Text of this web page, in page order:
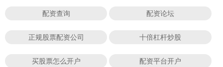
配资查询 配资论坛
正规股票配资公司 十倍杠杆炒股
买股票怎么开户 配资平台开户